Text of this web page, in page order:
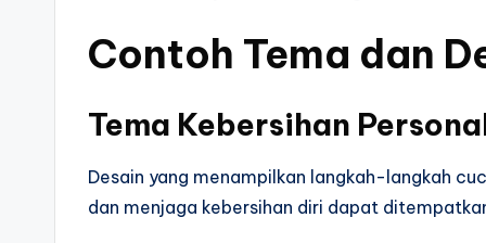
Contoh Tema dan
Tema Kebersihan
Desain yang menampilkan langkah-langkah
dan menjaga kebersihan diri dapat